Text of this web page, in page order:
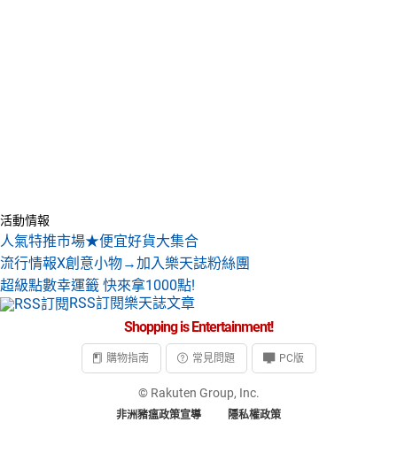
活動情報
人氣特推市場★便宜好貨大集合
流行情報X創意小物→加入樂天誌粉絲團
超級點數幸運籤 快來拿1000點!
RSS訂閱樂天誌文章
Shopping is Entertainment!
購物指南 常見問題 PC版
© Rakuten Group, Inc.
非洲豬瘟政策宣導 隱私權政策